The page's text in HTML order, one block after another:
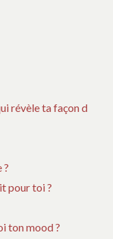
révèle ta façon d
?
pour toi ?
ton mood ?